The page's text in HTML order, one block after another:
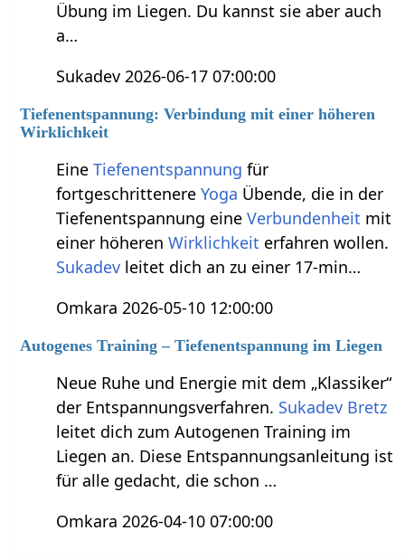
Übung im Liegen. Du kannst sie aber auch
a…
Sukadev 2026-06-17 07:00:00
Tiefenentspannung: Verbindung mit einer höheren
Wirklichkeit
EineTiefenentspannung für
fortgeschrittenereYoga Übende, die in der
Tiefenentspannung eineVerbundenheit mit
einer höherenWirklichkeit erfahren wollen.
Sukadev leitet dich an zu einer 17-min…
Omkara 2026-05-10 12:00:00
Autogenes Training – Tiefenentspannung im Liegen
Neue Ruhe und Energie mit dem „Klassiker“
der Entspannungsverfahren. Sukadev Bretz
leitet dich zum Autogenen Training im
Liegen an. Diese Entspannungsanleitung ist
für alle gedacht, die schon …
Omkara 2026-04-10 07:00:00